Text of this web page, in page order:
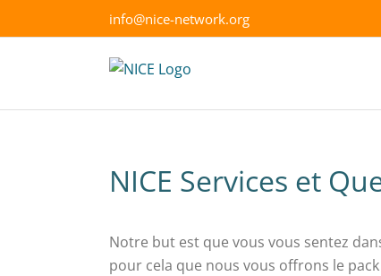
to
info@nice-network.org
NICE Services et
Notre but est que vous vous sentez
pour cela que nous vous offrons le